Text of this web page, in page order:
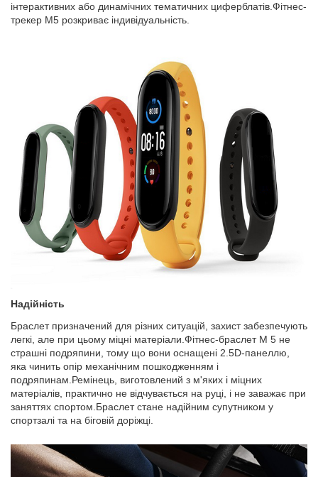
інтерактивних або динамічних тематичних циферблатів.Фітнес-
трекер M5 розкриває індивідуальність.
Надійність
Браслет призначений для різних ситуацій, захист забезпечують
легкі, але при цьому міцні матеріали.Фітнес-браслет М 5 не
страшні подряпини, тому що вони оснащені 2.5D-панеллю,
яка чинить опір механічним пошкодженням і
подряпинам.Ремінець, виготовлений з м'яких і міцних
матеріалів, практично не відчувається на руці, і не заважає при
заняттях спортом.Браслет стане надійним супутником у
спортзалі та на біговій доріжці.